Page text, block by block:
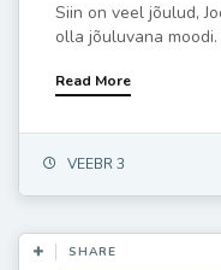
Siin on veel jõulud,
olla jõuluvana moodi.
Read More
VEEBR 3
SHARE